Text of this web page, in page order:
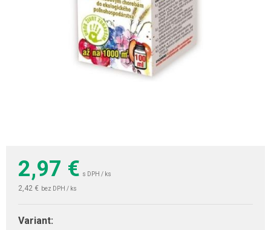
2,97 € s DPH / ks
2,42 € bez DPH / ks
Variant: